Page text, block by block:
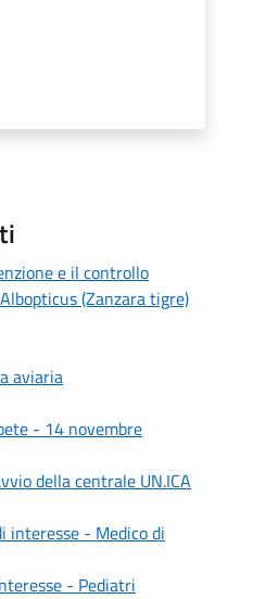
e il controllo
(Zanzara tigre)
aviaria
- 14 novembre
della centrale UN.ICA
interesse - Medico di
- Pediatri